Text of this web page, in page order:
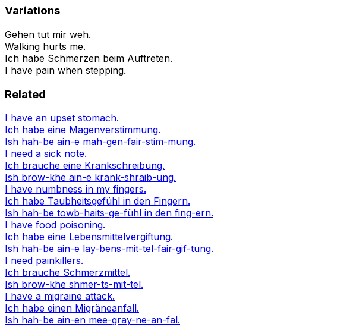
Variations
Gehen tut mir weh.
Walking hurts me.
Ich habe Schmerzen beim Auftreten.
I have pain when stepping.
Related
I have an upset stomach.
Ich habe eine Magenverstimmung.
Ish hah-be ain-e mah-gen-fair-stim-mung.
I need a sick note.
Ich brauche eine Krankschreibung.
Ish brow-khe ain-e krank-shraib-ung.
I have numbness in my fingers.
Ich habe Taubheitsgefühl in den Fingern.
Ish hah-be towb-haits-ge-fühl in den fing-ern.
I have food poisoning.
Ich habe eine Lebensmittelvergiftung.
Ish hah-be ain-e lay-bens-mit-tel-fair-gif-tung.
I need painkillers.
Ich brauche Schmerzmittel.
Ish brow-khe shmer-ts-mit-tel.
I have a migraine attack.
Ich habe einen Migräneanfall.
Ish hah-be ain-en mee-gray-ne-an-fal.